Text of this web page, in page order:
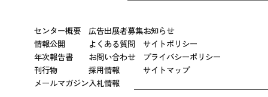
センター概要
情報公開
年次報告書
刊行物
メールマガジン
広告出展者募集
よくある質問
お問い合わせ
採用情報
入札情報
お知らせ
サイトポリシー
プライバシーポリシー
サイトマップ